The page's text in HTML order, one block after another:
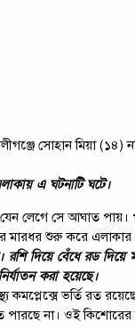
সোহান মিয়া
এ ঘটনাটি ঘটে।
লেগে সে আঘাত
মারধর শুরু করে
রশি দিয়ে বেঁধে রড
করা হয়েছে।
কমপ্লেক্সে ভর্তি রত
পারছে না। ওই